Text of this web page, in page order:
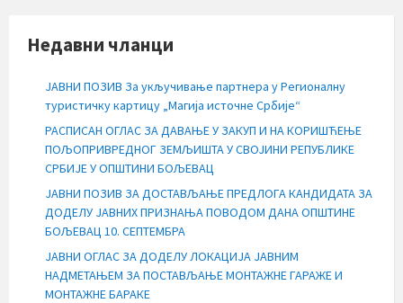
Недавни чланци
ЈАВНИ ПОЗИВ За укључивање партнера у Регионалну
туристичку картицу „Магија источне Србије“
РАСПИСАН ОГЛАС ЗА ДАВАЊЕ У ЗАКУП И НА КОРИШЋЕЊЕ
ПОЉОПРИВРЕДНОГ ЗЕМЉИШТА У СВОЈИНИ РЕПУБЛИКЕ
СРБИЈЕ У ОПШТИНИ БОЉЕВАЦ
ЈАВНИ ПОЗИВ ЗА ДОСТАВЉАЊЕ ПРЕДЛОГА КАНДИДАТА ЗА
ДОДЕЛУ ЈАВНИХ ПРИЗНАЊА ПОВОДОМ ДАНА ОПШТИНЕ
БОЉЕВАЦ 10. СЕПТЕМБРА
ЈАВНИ ОГЛАС ЗА ДОДЕЛУ ЛОКАЦИЈА ЈАВНИМ
НАДМЕТАЊЕМ ЗА ПОСТАВЉАЊЕ МОНТАЖНЕ ГАРАЖЕ И
МОНТАЖНЕ БАРАКЕ